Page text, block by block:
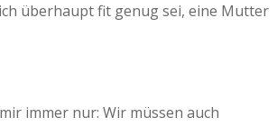
überhaupt fit genug sei, eine Mutter
immer nur: Wir müssen auch